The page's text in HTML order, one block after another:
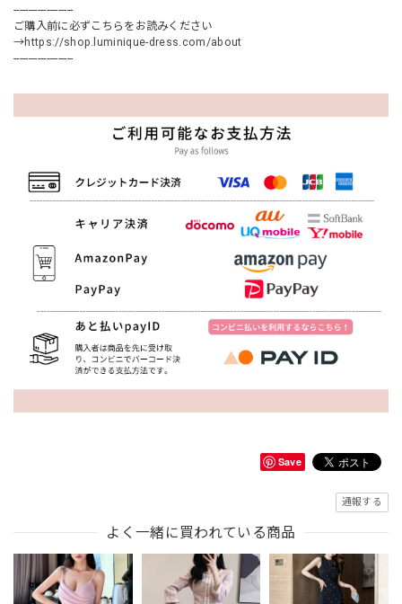
--------------------
ご購入前に必ずこちらをお読みください
→https://shop.luminique-dress.com/about
--------------------
Save
通報する
よく一緒に買われている商品